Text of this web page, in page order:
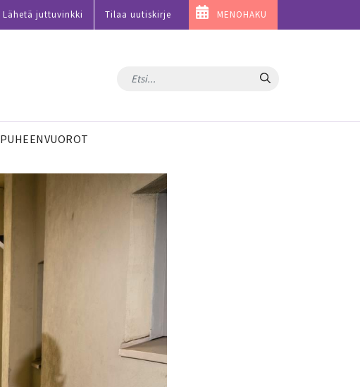
Lähetä juttuvinkki Tilaa uutiskirje MENOHAKU
Hae
PUHEENVUOROT